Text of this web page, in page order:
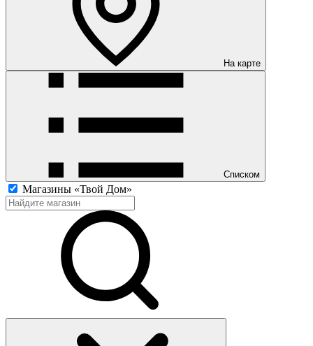
На карте
Списком
Магазины «Твой Дом»